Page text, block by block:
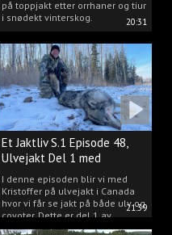
20:31
på toppjakt etter orrhaner og tiur
i snødekt vinterskog.
21:39
Et Jaktliv S.1 Episode 48,
Ulvejakt Del 1 med
Kristoffer Clausen.
I denne episoden blir vi med
Kristoffer på ulvejakt i Canada
hvor vi får se jakt på både ulv og
coyoter. Dette er del 1 av
ulvejakten.